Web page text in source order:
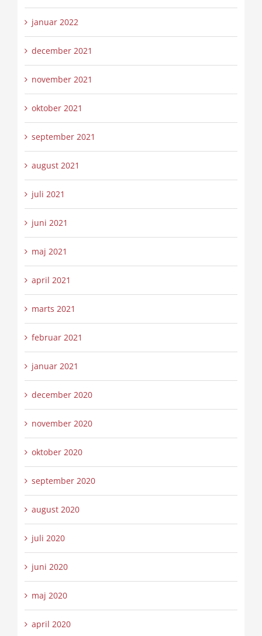
januar 2022
december 2021
november 2021
oktober 2021
september 2021
august 2021
juli 2021
juni 2021
maj 2021
april 2021
marts 2021
februar 2021
januar 2021
december 2020
november 2020
oktober 2020
september 2020
august 2020
juli 2020
juni 2020
maj 2020
april 2020